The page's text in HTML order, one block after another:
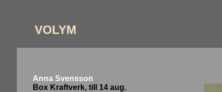
VOLYM
Anna Svensson
Box Kraftverk, till 14 aug.